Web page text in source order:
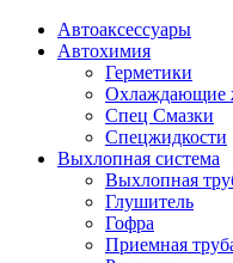
Автоаксессуары
Автохимия
Герметики
Охлаждающие
Спец Смазки
Спецжидкости
Выхлопная система
Выхлопная
Глушитель
Гофра
Приемная